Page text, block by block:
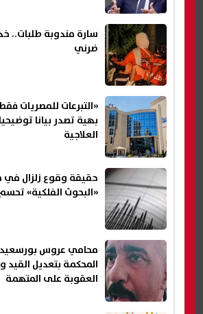
سارة مندوبة طلبات..
ضرني
«التبرعات للمصريات
بهية تصدر بيانا
العلاجية
حقيقة وقوع زلزال في
«البحوث الفلكية»
محامي عروس
المحكمة بتعديل
العقوبة على المتهمة